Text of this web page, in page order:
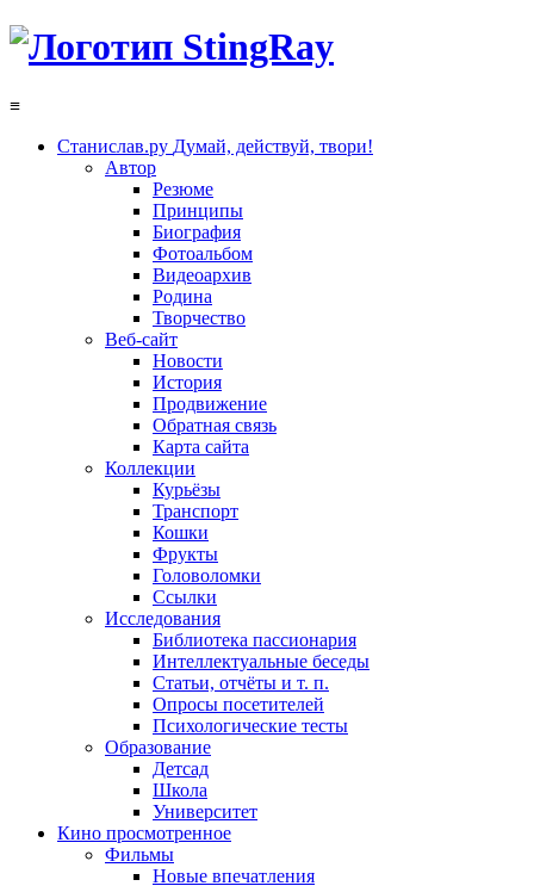
≡
Станислав.ру Думай, действуй, твори!
Автор
Резюме
Принципы
Биография
Фотоальбом
Видеоархив
Родина
Творчество
Веб-сайт
Новости
История
Продвижение
Обратная связь
Карта сайта
Коллекции
Курьёзы
Транспорт
Кошки
Фрукты
Головоломки
Ссылки
Исследования
Библиотека пассионария
Интеллектуальные беседы
Статьи, отчёты и т. п.
Опросы посетителей
Психологические тесты
Образование
Детсад
Школа
Университет
Кино просмотренное
Фильмы
Новые впечатления